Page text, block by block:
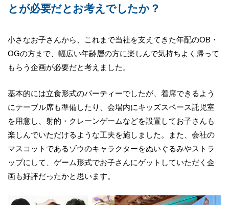
とが必要だとお考えでしたか？
小さなお子さんから、これまで当社を支えてきた年配のOB・
OGの方まで、幅広い年齢層の方に楽しんで気持ちよく帰って
もらう企画が必要だと考えました。
基本的には立食形式のパーティーでしたが、着席できるよう
にテーブル席も準備したり、会場内にキッズスペース託児室
を用意し、射的・クレーンゲームなどを設置してお子さんも
楽しんでいただけるような工夫を施しました。また、会社の
マスコットであるゾウのキャラクターをぬいぐるみやストラ
ップにして、ゲーム形式でお子さんにゲットしていただく企
画も好評だったかと思います。